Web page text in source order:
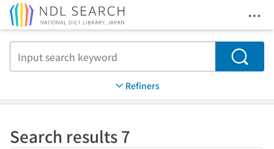
Search
Refiners
Search results 7